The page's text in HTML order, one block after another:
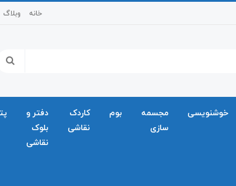
خانه وبلاگ
خوشنویسی
مجسمه
سازی
بوم
کاردک
نقاشی
دفتر و
بلوک
نقاشی